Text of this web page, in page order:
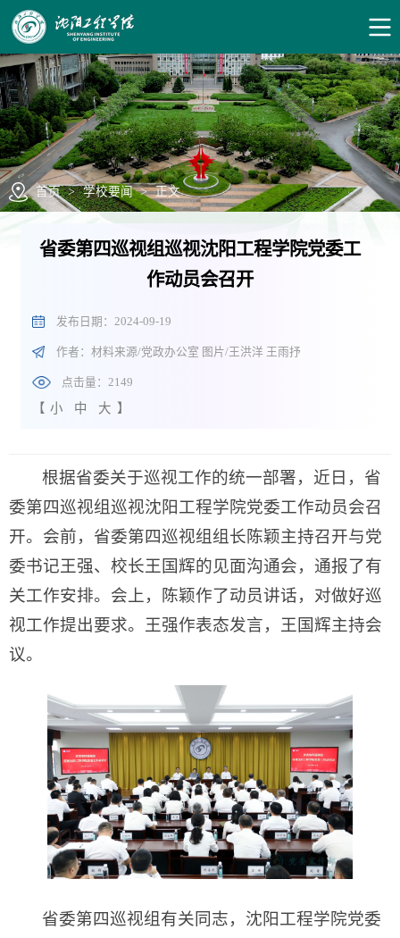
首页 > 学校要闻 > 正文
省委第四巡视组巡视沈阳工程学院党委工
作动员会召开
发布日期：2024-09-19
作者：材料来源/党政办公室 图片/王洪洋 王雨抒
点击量：2149
【 小 中 大 】
根据省委关于巡视工作的统一部署，近日，省
委第四巡视组巡视沈阳工程学院党委工作动员会召
开。会前，省委第四巡视组组长陈颖主持召开与党
委书记王强、校长王国辉的见面沟通会，通报了有
关工作安排。会上，陈颖作了动员讲话，对做好巡
视工作提出要求。王强作表态发言，王国辉主持会
议。
省委第四巡视组有关同志，沈阳工程学院党委